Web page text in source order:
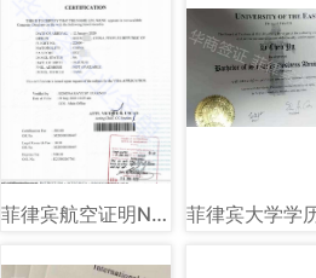
菲律宾航空证明NTSP图片样式讲解